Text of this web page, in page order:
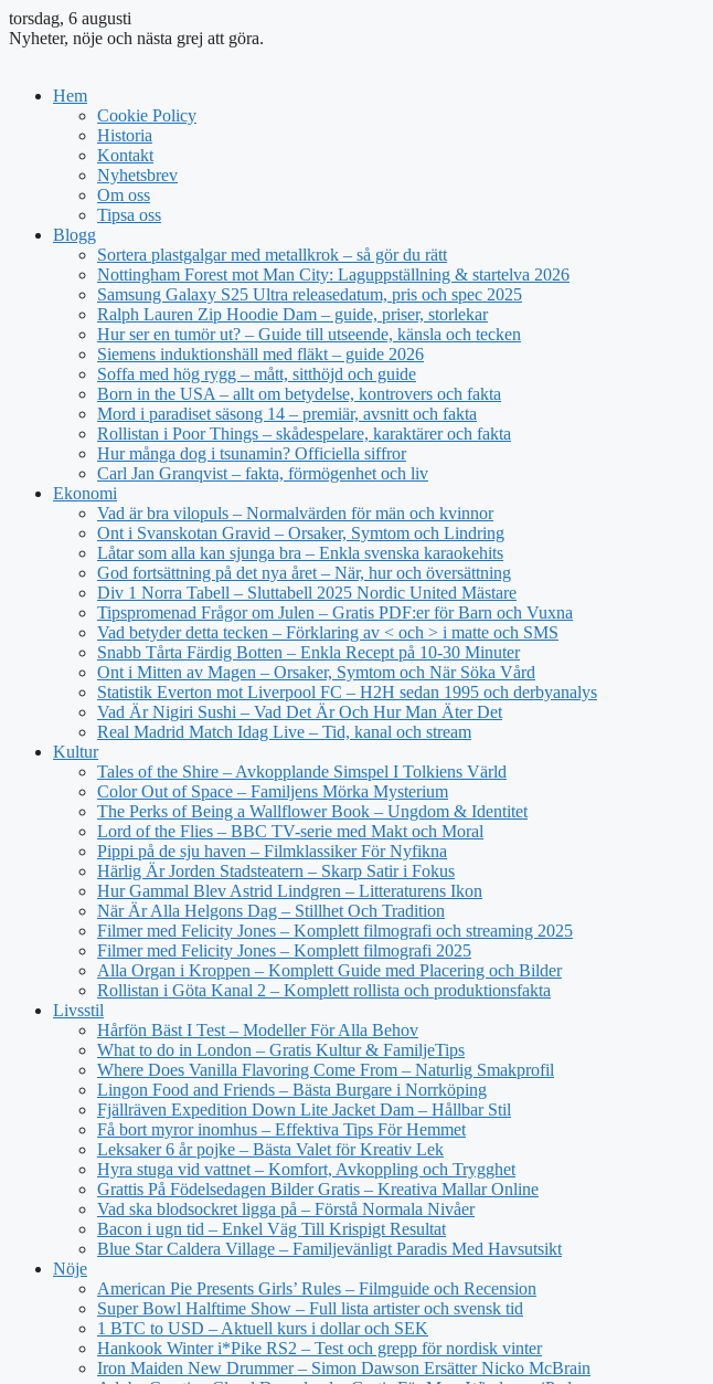
torsdag, 6 augusti
Nyheter, nöje och nästa grej att göra.
Hem
Cookie Policy
Historia
Kontakt
Nyhetsbrev
Om oss
Tipsa oss
Blogg
Sortera plastgalgar med metallkrok – så gör du rätt
Nottingham Forest mot Man City: Laguppställning & startelva 2026
Samsung Galaxy S25 Ultra releasedatum, pris och spec 2025
Ralph Lauren Zip Hoodie Dam – guide, priser, storlekar
Hur ser en tumör ut? – Guide till utseende, känsla och tecken
Siemens induktionshäll med fläkt – guide 2026
Soffa med hög rygg – mått, sitthöjd och guide
Born in the USA – allt om betydelse, kontrovers och fakta
Mord i paradiset säsong 14 – premiär, avsnitt och fakta
Rollistan i Poor Things – skådespelare, karaktärer och fakta
Hur många dog i tsunamin? Officiella siffror
Carl Jan Granqvist – fakta, förmögenhet och liv
Ekonomi
Vad är bra vilopuls – Normalvärden för män och kvinnor
Ont i Svanskotan Gravid – Orsaker, Symtom och Lindring
Låtar som alla kan sjunga bra – Enkla svenska karaokehits
God fortsättning på det nya året – När, hur och översättning
Div 1 Norra Tabell – Sluttabell 2025 Nordic United Mästare
Tipspromenad Frågor om Julen – Gratis PDF:er för Barn och Vuxna
Vad betyder detta tecken – Förklaring av < och > i matte och SMS
Snabb Tårta Färdig Botten – Enkla Recept på 10-30 Minuter
Ont i Mitten av Magen – Orsaker, Symtom och När Söka Vård
Statistik Everton mot Liverpool FC – H2H sedan 1995 och derbyanalys
Vad Är Nigiri Sushi – Vad Det Är Och Hur Man Äter Det
Real Madrid Match Idag Live – Tid, kanal och stream
Kultur
Tales of the Shire – Avkopplande Simspel I Tolkiens Värld
Color Out of Space – Familjens Mörka Mysterium
The Perks of Being a Wallflower Book – Ungdom & Identitet
Lord of the Flies – BBC TV-serie med Makt och Moral
Pippi på de sju haven – Filmklassiker För Nyfikna
Härlig Är Jorden Stadsteatern – Skarp Satir i Fokus
Hur Gammal Blev Astrid Lindgren – Litteraturens Ikon
När Är Alla Helgons Dag – Stillhet Och Tradition
Filmer med Felicity Jones – Komplett filmografi och streaming 2025
Filmer med Felicity Jones – Komplett filmografi 2025
Alla Organ i Kroppen – Komplett Guide med Placering och Bilder
Rollistan i Göta Kanal 2 – Komplett rollista och produktionsfakta
Livsstil
Hårfön Bäst I Test – Modeller För Alla Behov
What to do in London – Gratis Kultur & FamiljeTips
Where Does Vanilla Flavoring Come From – Naturlig Smakprofil
Lingon Food and Friends – Bästa Burgare i Norrköping
Fjällräven Expedition Down Lite Jacket Dam – Hållbar Stil
Få bort myror inomhus – Effektiva Tips För Hemmet
Leksaker 6 år pojke – Bästa Valet för Kreativ Lek
Hyra stuga vid vattnet – Komfort, Avkoppling och Trygghet
Grattis På Födelsedagen Bilder Gratis – Kreativa Mallar Online
Vad ska blodsockret ligga på – Förstå Normala Nivåer
Bacon i ugn tid – Enkel Väg Till Krispigt Resultat
Blue Star Caldera Village – Familjevänligt Paradis Med Havsutsikt
Nöje
American Pie Presents Girls’ Rules – Filmguide och Recension
Super Bowl Halftime Show – Full lista artister och svensk tid
1 BTC to USD – Aktuell kurs i dollar och SEK
Hankook Winter i*Pike RS2 – Test och grepp för nordisk vinter
Iron Maiden New Drummer – Simon Dawson Ersätter Nicko McBrain